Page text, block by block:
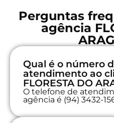
Perguntas
agência
Qual é o número
atendimento ao
FLORESTA DO
O telefone de
agência é (94) 3432-